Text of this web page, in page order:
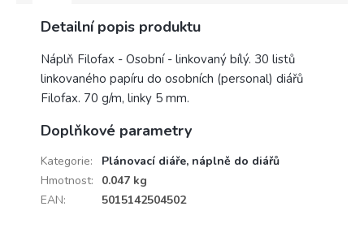
Detailní popis produktu
Náplň Filofax - Osobní - linkovaný bílý. 30 listů
linkovaného papíru do osobních (personal) diářů
Filofax. 70 g/m, linky 5 mm.
Doplňkové parametry
Kategorie:
Plánovací diáře, náplně do diářů
Hmotnost:
0.047 kg
EAN: 5015142504502